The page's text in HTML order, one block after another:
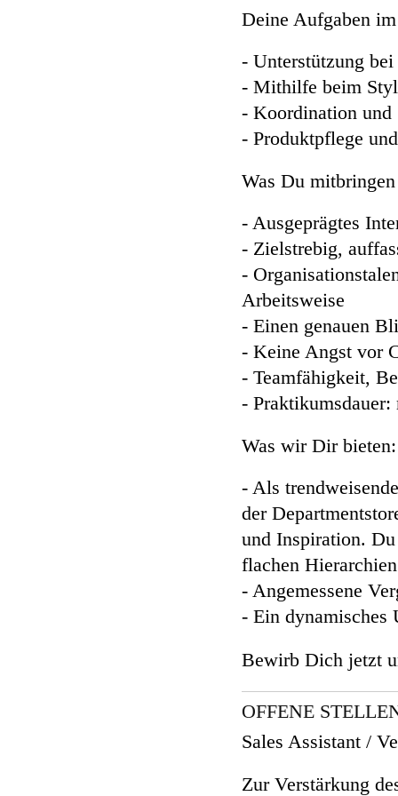
Deine Aufgaben
- Unterstützung
- Mithilfe beim
- Koordination und
- Produktpflege
Was Du
- Ausgeprägtes
- Zielstrebig,
-
Arbeitsweise
- Einen genauen
- Keine Angst vor
- Teamfähigkeit,
-
Was wir Dir
- Als
der
und Inspiration.
flachen
- Angemessene
- Ein dynamisches
Bewirb Dich jetzt
OFFENE
Sales Assistant /
Zur Verstärkung